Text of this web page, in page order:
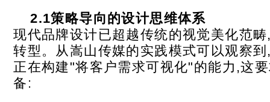
2.1策略导向的设计思维体系
现代品牌设计已超越传统的视觉美化范
转型。从嵩山传媒的实践模式可以观察
正在构建"将客户需求可视化"的能力,这
备: